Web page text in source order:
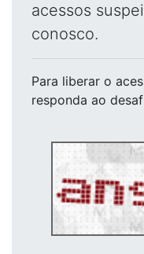
acessos
conosco.
Para liberar o
responda ao